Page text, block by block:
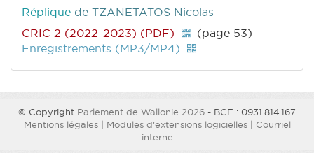
Réplique de TZANETATOS Nicolas
CRIC 2 (2022-2023) (PDF)
(page 53)
Enregistrements (MP3/MP4)
© Copyright Parlement de Wallonie 2026 - BCE : 0931.814.167
Mentions légales| Modules d'extensions logicielles| Courriel
interne